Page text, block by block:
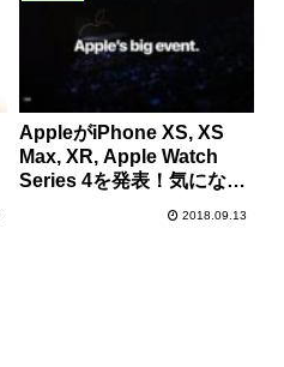
AppleがiPhone XS, XS
Max, XR, Apple Watch
Series 4を発表！気になる
2018.09.13